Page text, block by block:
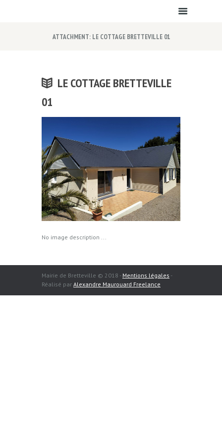
ATTACHMENT: LE COTTAGE BRETTEVILLE 01
LE COTTAGE BRETTEVILLE
01
No image description ...
Mairie de Bretteville © 2018 - Mentions légales -
Réalisé par Alexandre Maurouard Freelance